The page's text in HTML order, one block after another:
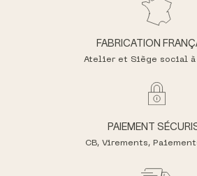
FABRICATION
Atelier et Siège social à
PAIEMENT
CB, Virements,